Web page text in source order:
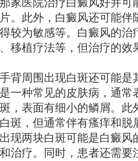
。此外，白癜风还可能伴
较为敏感等。白癜风的治
移植疗法等，但治疗的效
背周围出现白斑还可能是
一种常见的皮肤病，通常
，表面有细小的鳞屑。此
斑，但通常伴有瘙痒和脱
现两块白斑可能是白癜风
治疗。同时，患者还需要